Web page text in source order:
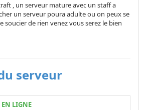
, un serveur mature avec un staff a
un serveur poura adulte ou on peux se
soucier de rien venez vous serez le bien
serveur
EN LIGNE